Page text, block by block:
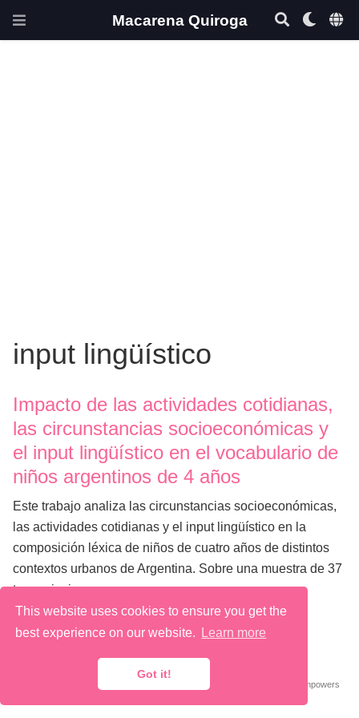
This website uses cookies to ensure you get the
best experience on our website.
Learn more
Got it!
Macarena Quiroga
input lingüístico
Impacto de las actividades cotidianas,
las circunstancias socioeconómicas y
el input lingüístico en el vocabulario de
niños argentinos de 4 años
Este trabajo analiza las circunstancias socioeconómicas,
las actividades cotidianas y el input lingüístico en la
composición léxica de niños de cuatro años de distintos
contextos urbanos de Argentina. Sobre una muestra de 37
transcripciones, se …
@ 2026 Macarena Quiroga
website builder that empowers